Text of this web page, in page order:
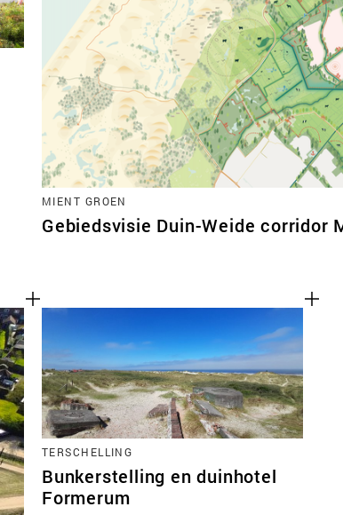
MIENT GROEN
Gebiedsvisie Duin-Weide corridor
TERSCHELLING
Bunkerstelling en duinhotel
Formerum